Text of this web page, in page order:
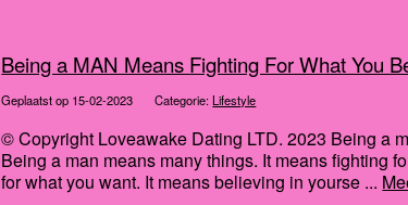
Being a MAN Means Fighting For What You
Geplaatst op 15-02-2023 Categorie:Lifestyle
© Copyright Loveawake Dating LTD. 2023 Being a
Being a man means many things. It means fighting
for what you want. It means believing in yourse ...